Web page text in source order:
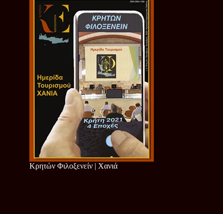
Κρητών Φιλοξενείν | Χανιά